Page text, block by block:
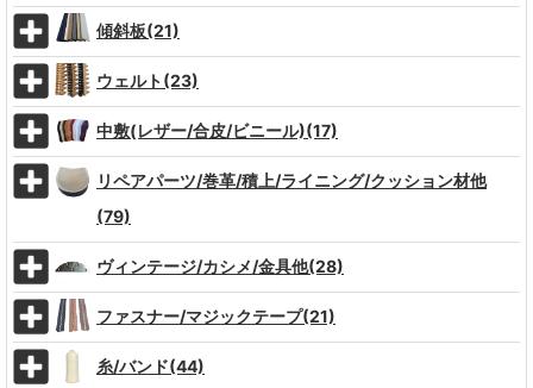
傾斜板(21)
ウェルト(23)
中敷(レザー/合皮/ビニール)(17)
リペアパーツ/巻革/積上/ライニング/クッション材他
(79)
ヴィンテージ/カシメ/金具他(28)
ファスナー/マジックテープ(21)
糸/バンド(44)